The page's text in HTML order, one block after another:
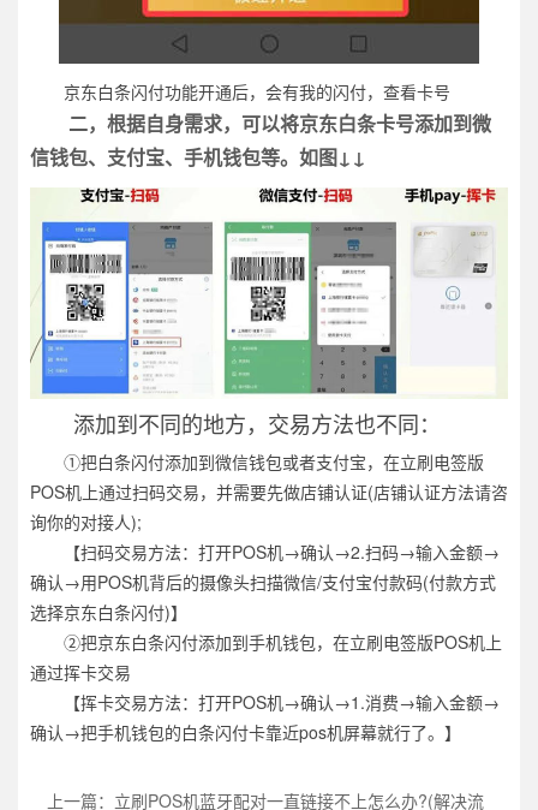
京东白条闪付功能开通后，会有我的闪付，查看卡号
二，根据自身需求，可以将京东白条卡号添加到微
信钱包、支付宝、手机钱包等。如图↓↓
添加到不同的地方，交易方法也不同：
①把白条闪付添加到微信钱包或者支付宝，在立刷电签版
POS机上通过扫码交易，并需要先做店铺认证(店铺认证方法请咨
询你的对接人);
【扫码交易方法：打开POS机→确认→2.扫码→输入金额→
确认→用POS机背后的摄像头扫描微信/支付宝付款码(付款方式
选择京东白条闪付)】
②把京东白条闪付添加到手机钱包，在立刷电签版POS机上
通过挥卡交易
【挥卡交易方法：打开POS机→确认→1.消费→输入金额→
确认→把手机钱包的白条闪付卡靠近pos机屏幕就行了。】
上一篇：立刷POS机蓝牙配对一直链接不上怎么办?(解决流